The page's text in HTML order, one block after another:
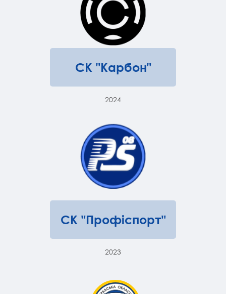
СК "Карбон"
2024
СК "Профіспорт"
2023